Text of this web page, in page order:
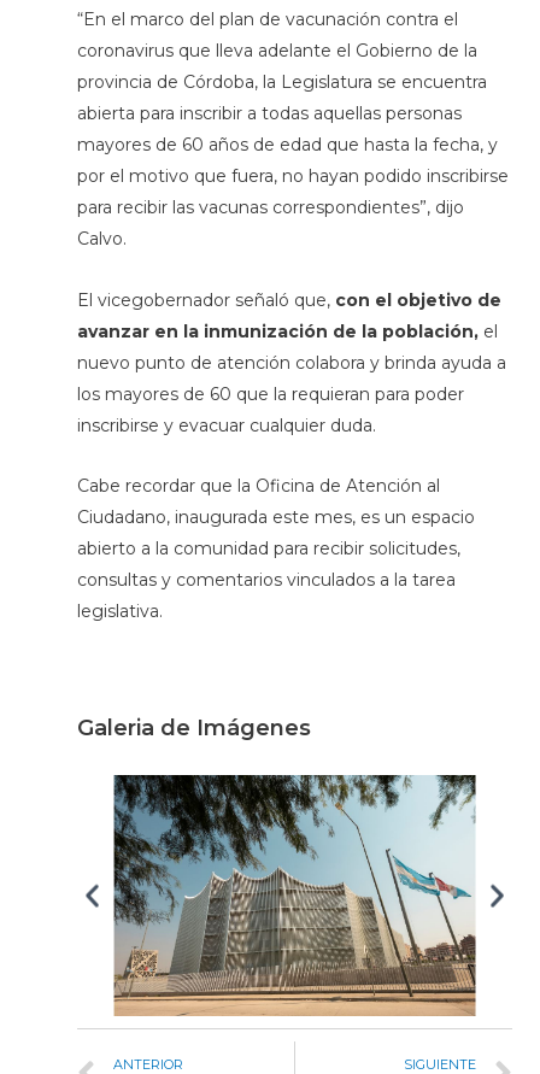
“En el marco del plan de vacunación contra el
coronavirus que lleva adelante el Gobierno de la
provincia de Córdoba, la Legislatura se encuentra
abierta para inscribir a todas aquellas personas
mayores de 60 años de edad que hasta la fecha, y
por el motivo que fuera, no hayan podido inscribirse
para recibir las vacunas correspondientes”, dijo
Calvo.
El vicegobernador señaló que,con el objetivo de
avanzar en la inmunización de la población,el
nuevo punto de atención colabora y brinda ayuda a
los mayores de 60 que la requieran para poder
inscribirse y evacuar cualquier duda.
Cabe recordar que la Oficina de Atención al
Ciudadano, inaugurada este mes, es un espacio
abierto a la comunidad para recibir solicitudes,
consultas y comentarios vinculados a la tarea
legislativa.
Galeria de Imágenes
ANTERIOR SIGUIENTE